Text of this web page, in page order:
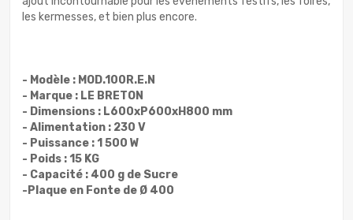
les kermesses, et bien plus encore.
- Modèle : MOD.100R.E.N
- Marque : LE BRETON
- Dimensions : L600xP600xH800 mm
- Alimentation : 230 V
- Puissance : 1 500 W
- Poids : 15 KG
- Capacité : 400 g de Sucre
-Plaque en Fonte de Ø 400